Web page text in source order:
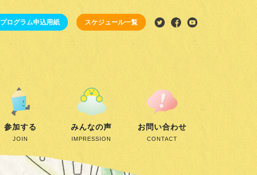
プログラム申込用紙 スケジュール一覧
参加する
JOIN
みんなの声
IMPRESSION
お問い合わせ
CONTACT